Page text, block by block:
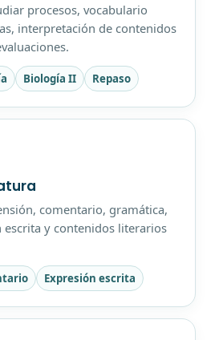
procesos, vocabulario
interpretación de contenidos
Biología II Repaso
comentario, gramática,
escrita y contenidos literarios
Expresión escrita